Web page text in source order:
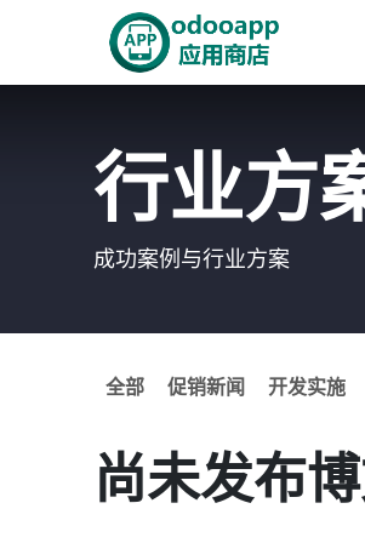
行业方
成功案例与行业方案
全部 促销新闻 开发实施
尚未发布博